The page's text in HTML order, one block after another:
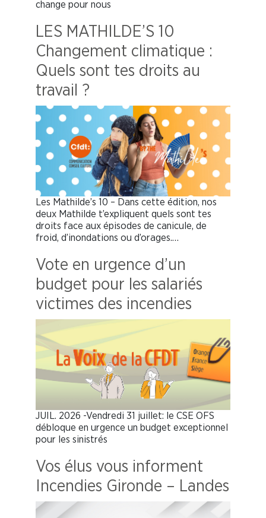
change pour nous
LES MATHILDE’S 10
Changement climatique :
Quels sont tes droits au
travail ?
Les Mathilde’s 10 – Dans cette édition, nos
deux Mathilde t’expliquent quels sont tes
droits face aux épisodes de canicule, de
froid, d’inondations ou d’orages.…
Vote en urgence d’un
budget pour les salariés
victimes des incendies
JUIL. 2026 -Vendredi 31 juillet: le CSE OFS
débloque en urgence un budget exceptionnel
pour les sinistrés
Vos élus vous informent
Incendies Gironde – Landes